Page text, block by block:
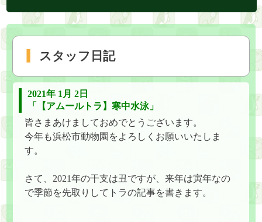
スタッフ日記
2021年 1月 2日
「【アムールトラ】寒中水泳」
皆さまあけましておめでとうございます。
今年も浜松市動物園をよろしくお願いいたしま
す。
さて、2021年の干支は丑ですが、来年は寅年なの
で季節を先取りしてトラの記事を書きます。